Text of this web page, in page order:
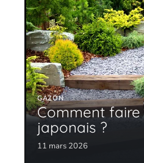
GAZON
Comment
japonais ?
11 mars 2026